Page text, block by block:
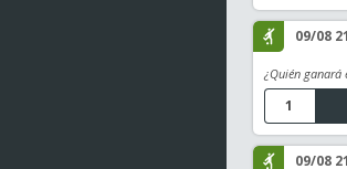
09/08
¿Quién ganará
1
09/08